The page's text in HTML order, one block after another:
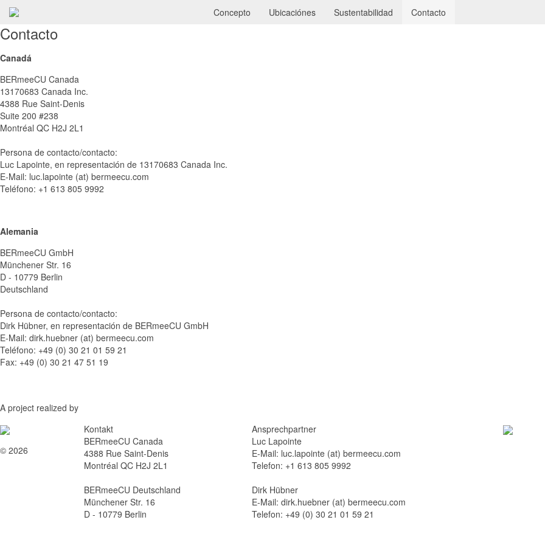
Concepto Ubicaciónes Sustentabilidad
Contacto
Contacto
Canadá
BERmeeCU Canada
13170683 Canada Inc.
4388 Rue Saint-Denis
Suite 200 #238
Montréal QC H2J 2L1
Persona de contacto/contacto:
Luc Lapointe, en representación de 13170683 Canada Inc.
E-Mail: luc.lapointe (at) bermeecu.com
Teléfono: +1 613 805 9992
Alemania
BERmeeCU GmbH
Münchener Str. 16
D - 10779 Berlin
Deutschland
Persona de contacto/contacto:
Dirk Hübner, en representación de BERmeeCU GmbH
E-Mail: dirk.huebner (at) bermeecu.com
Teléfono: +49 (0) 30 21 01 59 21
Fax: +49 (0) 30 21 47 51 19
A project realized by
© 2026
Kontakt
BERmeeCU Canada
4388 Rue Saint-Denis
Montréal QC H2J 2L1
BERmeeCU Deutschland
Münchener Str. 16
D - 10779 Berlin
Ansprechpartner
Luc Lapointe
E-Mail: luc.lapointe (at) bermeecu.com
Telefon: +1 613 805 9992
Dirk Hübner
E-Mail: dirk.huebner (at) bermeecu.com
Telefon: +49 (0) 30 21 01 59 21